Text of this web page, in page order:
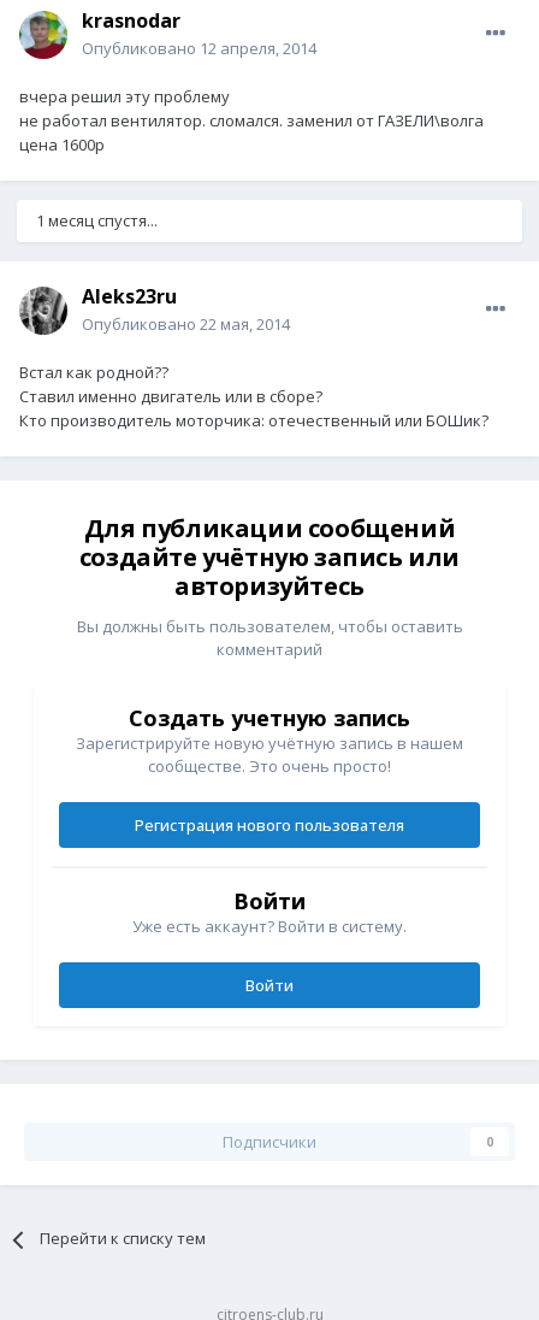
krasnodar
Опубликовано 12 апреля, 2014
вчера решил эту проблему
не работал вентилятор. сломался. заменил от ГАЗЕЛИ\волга
цена 1600р
1 месяц спустя...
Aleks23ru
Опубликовано 22 мая, 2014
Встал как родной??
Ставил именно двигатель или в сборе?
Кто производитель моторчика: отечественный или БОШик?
Для публикации сообщений
создайте учётную запись или
авторизуйтесь
Вы должны быть пользователем, чтобы оставить
комментарий
Создать учетную запись
Зарегистрируйте новую учётную запись в нашем
сообществе. Это очень просто!
Регистрация нового пользователя
Войти
Уже есть аккаунт? Войти в систему.
Войти
Подписчики 0
Перейти к списку тем
citroens-club.ru